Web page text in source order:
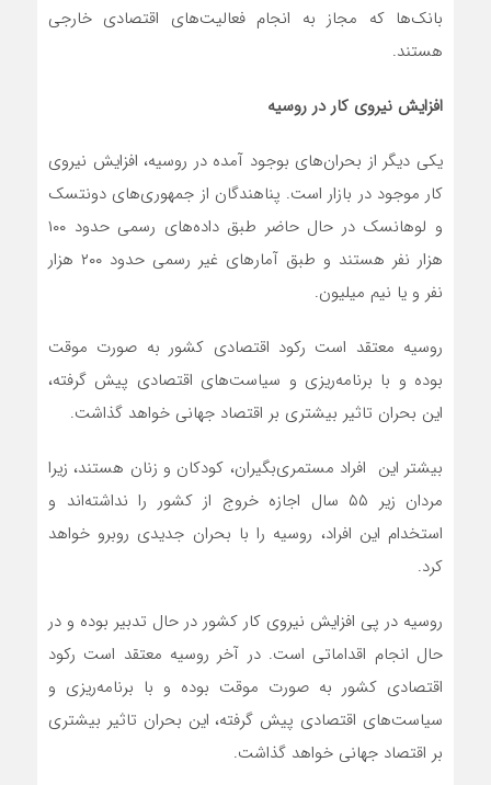
بانک‌ها که مجاز به انجام فعالیت‌های اقتصادی خارجی
هستند.
افزایش نیروی کار در روسیه
یکی دیگر از بحران‌های بوجود آمده در روسیه، افزایش نیروی
کار موجود در بازار است. پناهندگان از جمهوری‌های دونتسک
و لوهانسک در حال حاضر طبق داده‌های رسمی حدود ۱۰۰
هزار نفر هستند و طبق آمارهای غیر رسمی حدود ۲۰۰ هزار
نفر و یا نیم میلیون.
روسیه معتقد است رکود اقتصادی کشور به صورت موقت
بوده و با برنامه‌ریزی و سیاست‌های اقتصادی پیش گرفته،
این بحران تاثیر بیشتری بر اقتصاد جهانی خواهد گذاشت.
بیشتر این افراد مستمری‌بگیران، کودکان و زنان هستند، زیرا
مردان زیر ۵۵ سال اجازه خروج از کشور را نداشته‌اند و
استخدام این افراد، روسیه را با بحران جدیدی روبرو خواهد
کرد.
روسیه در پی افزایش نیروی کار کشور در حال تدبیر بوده و در
حال انجام اقداماتی است. در آخر روسیه معتقد است رکود
اقتصادی کشور به صورت موقت بوده و با برنامه‌ریزی و
سیاست‌های اقتصادی پیش گرفته، این بحران تاثیر بیشتری
بر اقتصاد جهانی خواهد گذاشت.